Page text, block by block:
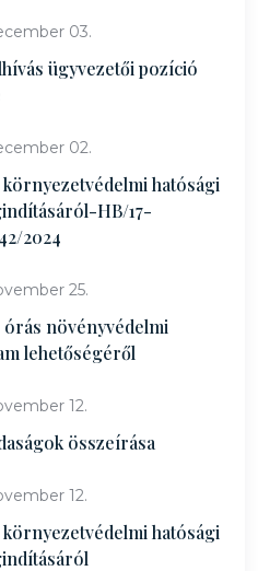
03.
ügyvezetői pozíció
02.
hatósági
HB/17-
2024
25.
órás növényvédelmi
lehetőségéről
12.
összeírása
12.
hatósági